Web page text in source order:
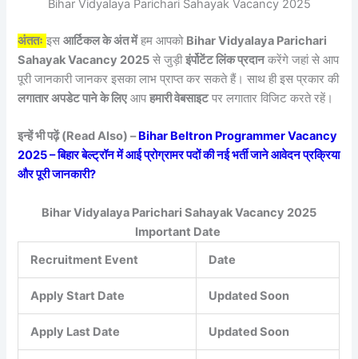
Bihar Vidyalaya Parichari Sahayak Vacancy 2025
अंततः इसआर्टिकल के अंत मेंहम आपको Bihar Vidyalaya Parichari
Sahayak Vacancy 2025 से जुड़ीइंर्पोटेंट लिंक प्रदानकरेंगे जहां से आप
पूरी जानकारी जानकर इसका लाभ प्राप्त कर सकते हैं। साथ ही इस प्रकार की
लगातार अपडेट पाने के लिएआपहमारी वेबसाइटपर लगातार विजिट करते रहें।
इन्हें भी पढ़ें (Read Also) –Bihar Beltron Programmer Vacancy
2025 – बिहार बेल्ट्रॉन में आई प्रोग्रामर पदों की नई भर्ती जाने आवेदन प्रक्रिया
और पूरी जानकारी?
Bihar Vidyalaya Parichari Sahayak Vacancy 2025
Important Date
Recruitment Event
Date
Apply Start Date Updated Soon
Apply Last Date Updated Soon